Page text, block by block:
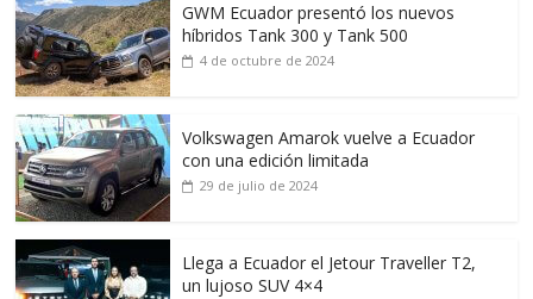
GWM Ecuador presentó los nuevos
híbridos Tank 300 y Tank 500
4 de octubre de 2024
Volkswagen Amarok vuelve a Ecuador
con una edición limitada
29 de julio de 2024
Llega a Ecuador el Jetour Traveller T2,
un lujoso SUV 4×4